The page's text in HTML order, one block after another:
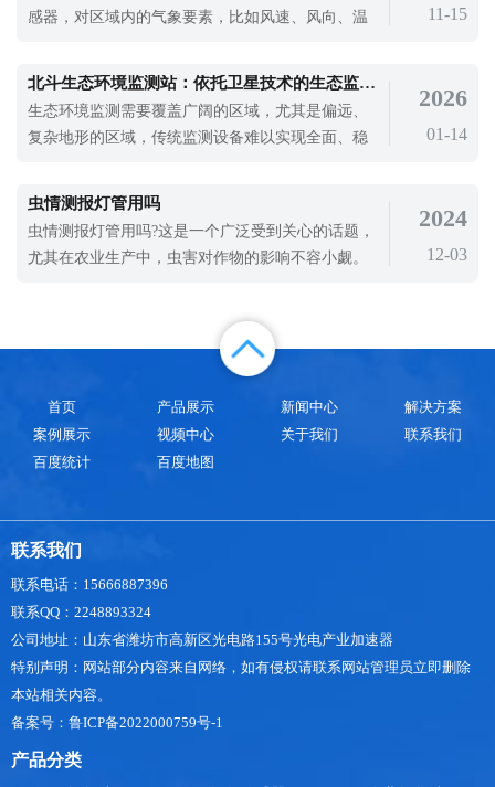
感器，对区域内的气象要素，比如风速、风向、温
监测目标越多，数据越具体，生产过程越细化，生
产效率越有保障。所以，使用自动气象站对农业气
象进行监测，从而促进现在化农业的发展
11-15
北斗生态环境监测站：依托卫星技术的生态监测利器
生态环境监测需要覆盖广阔的区域，尤其是偏远、
复杂地形的区域，传统监测设备难以实现全面、稳
卫星技术的发展为生态环境监测提供了新的解决方
案，能突破地域限制，实现大范围、高精度的监
测。云境天合【TH-FZ6】北斗生态环境监测
2026
01-14
虫情测报灯管用吗
虫情测报灯管用吗?这是一个广泛受到关心的话题，
尤其在农业生产中，虫害对作物的影响不容小觑。
报灯究竟怎样发挥作用，是否真的有用呢?本文将对
此进行深入探讨。一、虫情测报灯的基本原理虫情
2024
12-03
首页 产品展示 新闻中心
解决方案
案例展示
视频中心 关于我们
联系我们
百度统计
百度地图
联系我们
联系电话：15666887396
联系QQ：2248893324
公司地址：山东省潍坊市高新区光电路155号光电产业加速器
特别声明：网站部分内容来自网络，如有侵权请联系网站管理员立即删除
本站相关内容。
备案号：鲁ICP备2022000759号-1
产品分类